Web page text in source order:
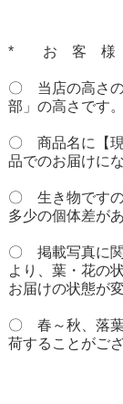
* お 客
〇 当店の高さの
部」の高さです。
〇 商品名に【現
品でのお届けに
〇 生き物ですの
多少の個体差が
〇 掲載写真に関
より、葉・花の
お届けの状態が
〇 春～秋、落葉
荷することがご